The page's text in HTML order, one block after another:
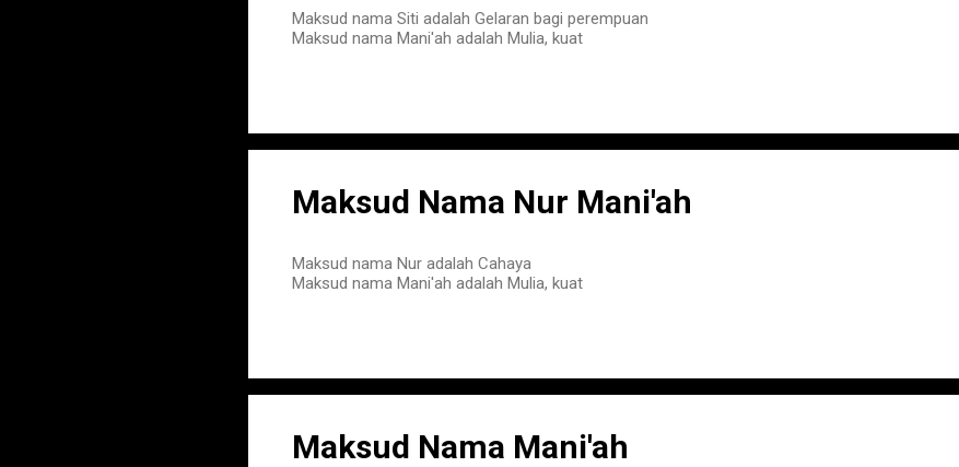
Maksud nama Siti adalah Gelaran bagi perempuan
Maksud nama Mani'ah adalah Mulia, kuat
Maksud Nama Nur Mani'ah
Maksud nama Nur adalah Cahaya
Maksud nama Mani'ah adalah Mulia, kuat
Maksud Nama Mani'ah